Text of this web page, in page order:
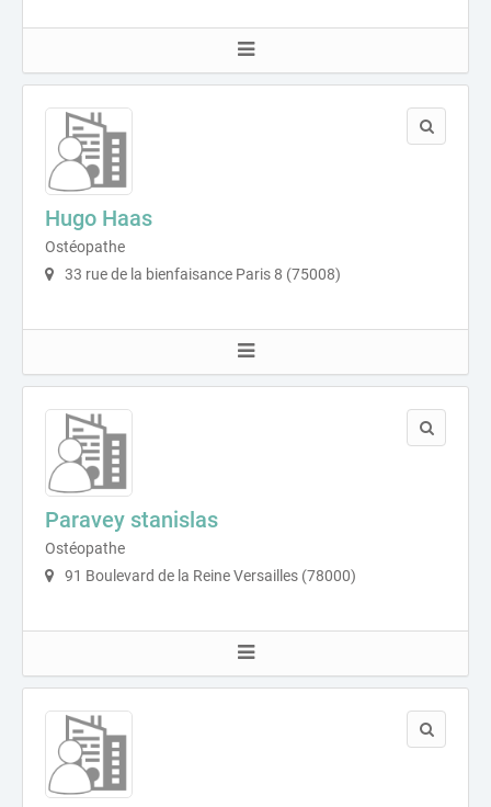
Hugo Haas
Ostéopathe
33 rue de la bienfaisance Paris 8 (75008)
Paravey stanislas
Ostéopathe
91 Boulevard de la Reine Versailles (78000)